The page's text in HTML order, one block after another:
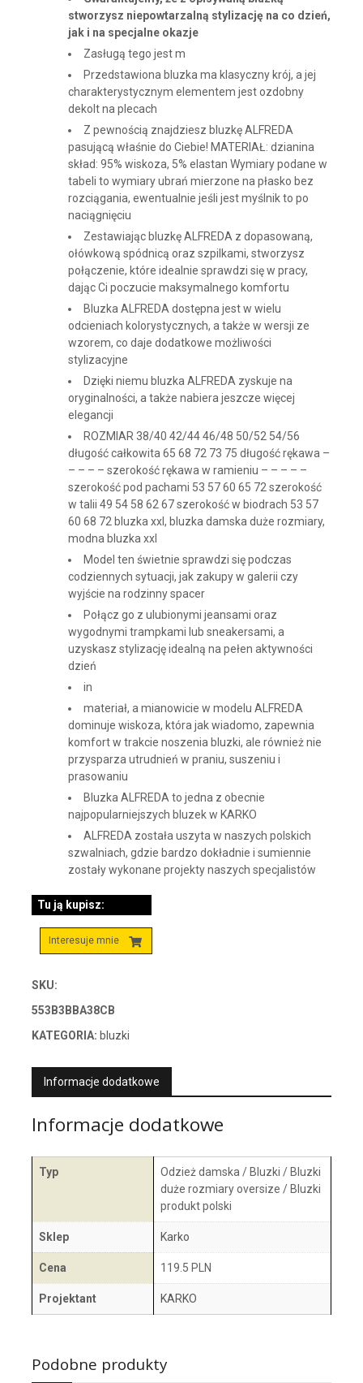
stworzysz niepowtarzalną stylizację na co dzień,
jak i na specjalne okazje
Zasługą tego jest m
Przedstawiona bluzka ma klasyczny krój, a jej
charakterystycznym elementem jest ozdobny
dekolt na plecach
Z pewnością znajdziesz bluzkę ALFREDA
pasującą właśnie do Ciebie! MATERIAŁ: dzianina
skład: 95% wiskoza, 5% elastan Wymiary podane w
tabeli to wymiary ubrań mierzone na płasko bez
rozciągania, ewentualnie jeśli jest myślnik to po
naciągnięciu
Zestawiając bluzkę ALFREDA z dopasowaną,
ołówkową spódnicą oraz szpilkami, stworzysz
połączenie, które idealnie sprawdzi się w pracy,
dając Ci poczucie maksymalnego komfortu
Bluzka ALFREDA dostępna jest w wielu
odcieniach kolorystycznych, a także w wersji ze
wzorem, co daje dodatkowe możliwości
stylizacyjne
Dzięki niemu bluzka ALFREDA zyskuje na
oryginalności, a także nabiera jeszcze więcej
elegancji
ROZMIAR 38/40 42/44 46/48 50/52 54/56
długość całkowita 65 68 72 73 75 długość rękawa –
– – – – szerokość rękawa w ramieniu – – – – –
szerokość pod pachami 53 57 60 65 72 szerokość
w talii 49 54 58 62 67 szerokość w biodrach 53 57
60 68 72 bluzka xxl, bluzka damska duże rozmiary,
modna bluzka xxl
Model ten świetnie sprawdzi się podczas
codziennych sytuacji, jak zakupy w galerii czy
wyjście na rodzinny spacer
Połącz go z ulubionymi jeansami oraz
wygodnymi trampkami lub sneakersami, a
uzyskasz stylizację idealną na pełen aktywności
dzień
in
materiał, a mianowicie w modelu ALFREDA
dominuje wiskoza, która jak wiadomo, zapewnia
komfort w trakcie noszenia bluzki, ale również nie
przysparza utrudnień w praniu, suszeniu i
prasowaniu
Bluzka ALFREDA to jedna z obecnie
najpopularniejszych bluzek w KARKO
ALFREDA została uszyta w naszych polskich
szwalniach, gdzie bardzo dokładnie i sumiennie
zostały wykonane projekty naszych specjalistów
Tu ją kupisz:
Interesuje mnie
SKU:
553B3BBA38CB
KATEGORIA: bluzki
Informacje dodatkowe
Informacje dodatkowe
Typ
Odzież damska / Bluzki / Bluzki
duże rozmiary oversize / Bluzki
produkt polski
Sklep Karko
Cena 119.5 PLN
Projektant KARKO
Podobne produkty